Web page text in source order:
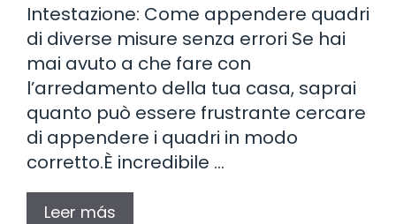
Intestazione: Come appendere quadri
di diverse misure senza errori Se hai
mai avuto a che fare con
l’arredamento della tua casa, saprai
quanto può essere frustrante cercare
di appendere i quadri in modo
corretto.È incredibile …
Leer más